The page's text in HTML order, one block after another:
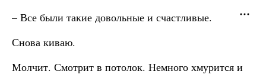
– Все были такие довольные и счастливые.
Снова киваю.
Молчит. Смотрит в потолок. Немного хмурится и